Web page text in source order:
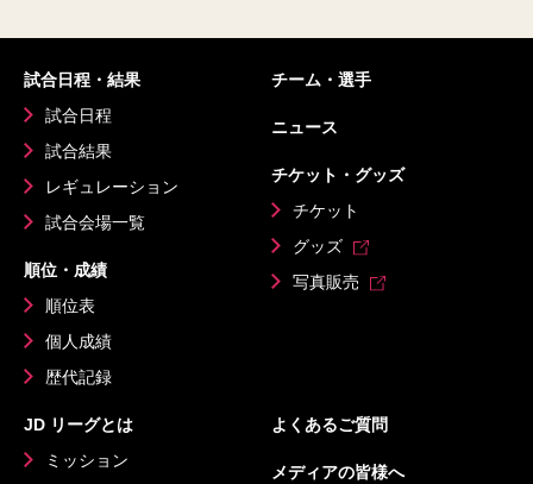
試合日程・結果
試合日程
試合結果
レギュレーション
試合会場一覧
順位・成績
順位表
個人成績
歴代記録
チーム・選手
ニュース
チケット・グッズ
チケット
グッズ
写真販売
JD リーグとは
ミッション
よくあるご質問
メディアの皆様へ